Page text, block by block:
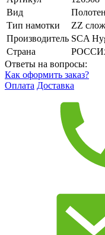
Вид
Тип намотки
ZZ
Производитель SCA
Страна
Ответы на вопросы:
Как оформить заказ?
Оплата Доставка